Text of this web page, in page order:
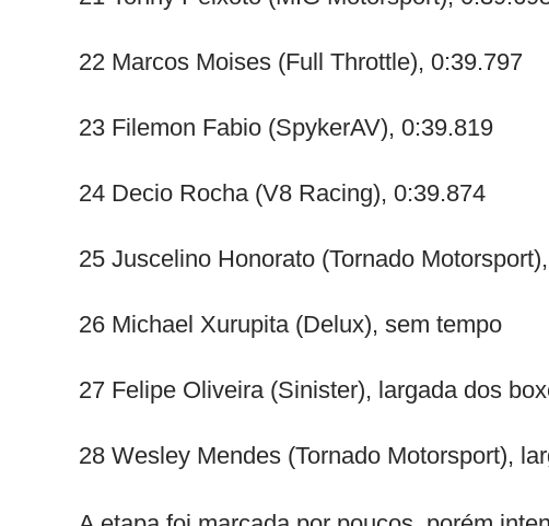
22 Marcos Moises (Full Throttle), 0:39.797
23 Filemon Fabio (SpykerAV), 0:39.819
24 Decio Rocha (V8 Racing), 0:39.874
25 Juscelino Honorato (Tornado
26 Michael Xurupita (Delux), sem tempo
27 Felipe Oliveira (Sinister), largada dos
28 Wesley Mendes (Tornado Motorsport),